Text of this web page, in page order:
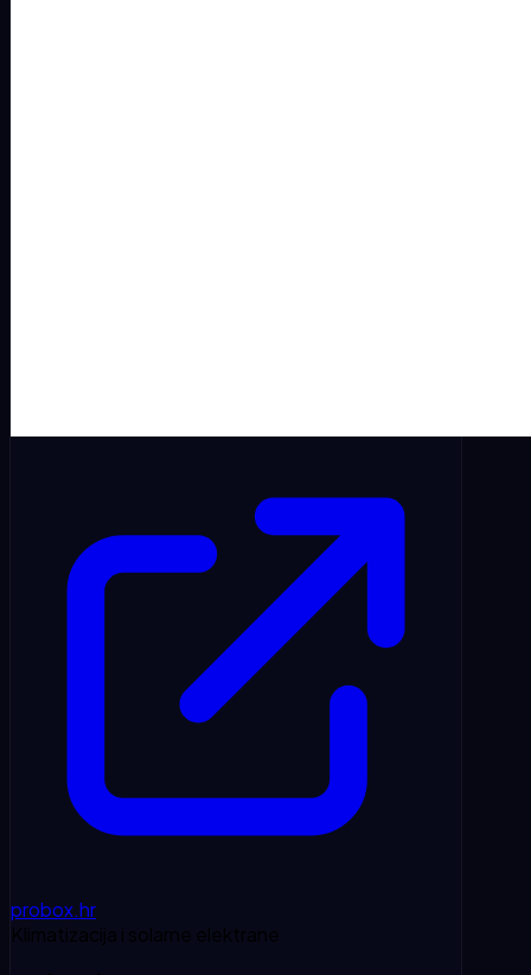
probox.hr
Klimatizacija i solarne elektrane